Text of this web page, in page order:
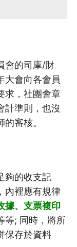
會的司庫/財
大會向各會員
求，社團會章
計準則，也沒
審核。
夠的收支記
內裡應有規律
據、支票複印
等; 同時，將所
保存於資料